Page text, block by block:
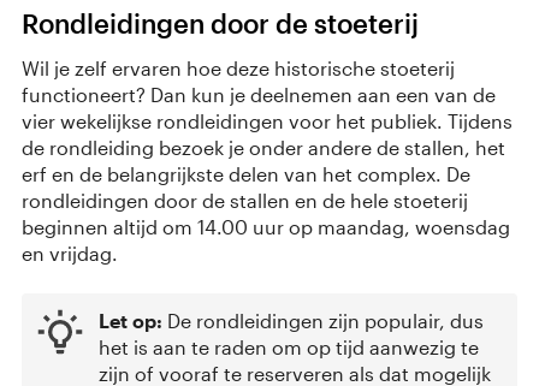
Rondleidingen door de stoeterij
Wil je zelf ervaren hoe deze historische stoeterij
functioneert? Dan kun je deelnemen aan een van de
vier wekelijkse rondleidingen voor het publiek. Tijdens
de rondleiding bezoek je onder andere de stallen, het
erf en de belangrijkste delen van het complex. De
rondleidingen door de stallen en de hele stoeterij
beginnen altijd om 14.00 uur op maandag, woensdag
en vrijdag.
Let op: De rondleidingen zijn populair, dus
het is aan te raden om op tijd aanwezig te
zijn of vooraf te reserveren als dat mogelijk